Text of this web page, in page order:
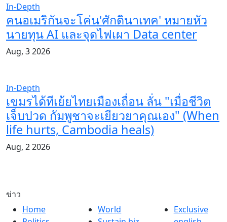
In-Depth
คนอเมริกันจะโค่น'ศักดินาเทค' หมายหัว
นายทุน AI และจุดไฟเผา Data center
Aug, 3 2026
In-Depth
เขมรได้ทีเย้ยไทยเมืองเถื่อน ลั่น "เมื่อชีวิต
เจ็บปวด กัมพูชาจะเยียวยาคุณเอง" (When
life hurts, Cambodia heals)
Aug, 2 2026
ข่าว
Home
World
Exclusive